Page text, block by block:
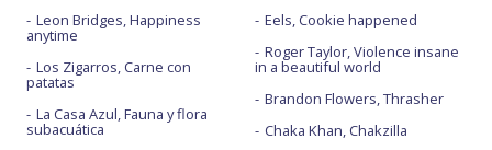
10.Queens of the Stone Age: Easy Street
11.Mastodon: Snakes for dinner
12.Judeline: Besito
13.Jorja Smith y Wizkid: Alive
Leon Bridges, Happiness
anytime
Los Zigarros, Carne con
patatas
La Casa Azul, Fauna y flora
subacuática
Eels, Cookie happened
Roger Taylor, Violence insane
in a beautiful world
Brandon Flowers, Thrasher
Chaka Khan, Chakzilla